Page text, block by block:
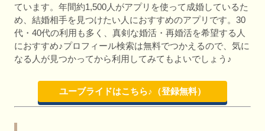
ています。年間約1,500人がアプリを使って成婚しているた
め、結婚相手を見つけたい人におすすめのアプリです。30
代・40代の利用も多く、真剣な婚活・再婚活を希望する人
におすすめ♪プロフィール検索は無料でつかえるので、気に
なる人が見つかってから利用してみてもよいでしょう♪
ユーブライドはこちら♪（登録無料）